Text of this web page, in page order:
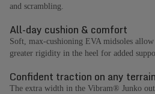
and scrambling.
All-day cushion & comfort
Soft, max-cushioning EVA midsoles
greater rigidity in the heel for added
Confident traction on any terrain
The extra width in the Vibram® Junko